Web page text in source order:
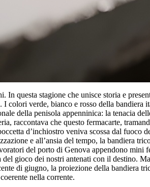
questa stagione che unisce storia e
verde, bianco e rosso della bandiera
della penisola appenninica: la tenacia
raccontava che questo fermacarte,
d’inchiostro veniva scossa dal fuoco
e all’ansia del tempo, la bandiera
del porto di Genova appendono mini
gioco dei nostri antenati con il destino.
di giugno, la proiezione della bandiera
nella corrente.